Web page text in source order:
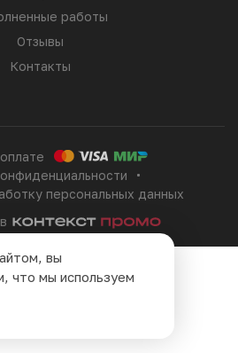
работы
Отзывы
Контакты
персональных данных
вы
что мы используем